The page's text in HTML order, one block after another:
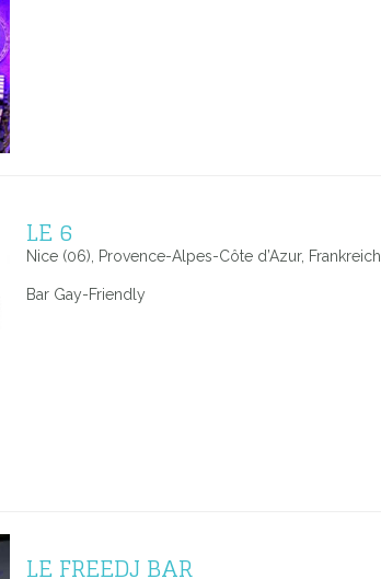
LE 6
Nice (06), Provence-Alpes-Côte d’Azur, Frankreich
Bar Gay-Friendly
LE FREEDJ BAR